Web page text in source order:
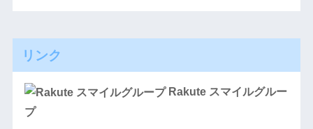
リンク
Rakute スマイルグルー
プ